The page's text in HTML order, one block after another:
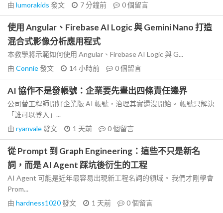
由 lumorakids 發文 7 分鐘前 0個留言
使用 Angular、Firebase AI Logic 與 Gemini Nano 打造
混合式影像分析應用程式
本教學將示範如何使用 Angular、Firebase AI Logic 與 G...
由 Connie發文 14 小時前 0個留言
AI 協作不是發帳號：企業要先畫出四條責任邊界
公司替工程師開好企業版 AI 帳號，治理其實還沒開始。 帳號只解決
「誰可以登入」...
由 ryanvale發文 1 天前 0個留言
從 Prompt 到 Graph Engineering：這些不只是新名
詞，而是 AI Agent 踩坑後衍生的工程
AI Agent 可能是近年最容易出現新工程名詞的領域。 我們才剛學會
Prom...
由 hardness1020發文 1 天前 0個留言